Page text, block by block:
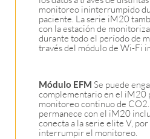
monitoreo ininterrumpido
paciente. La serie iM20
con la estación de
durante todo el período de
través del módulo de Wi-Fi
Módulo EFM Se puede
complementario en el iM20
monitoreo continuo de
permanece con el iM20
conecta a la serie elite V,
interrumpir el monitoreo.